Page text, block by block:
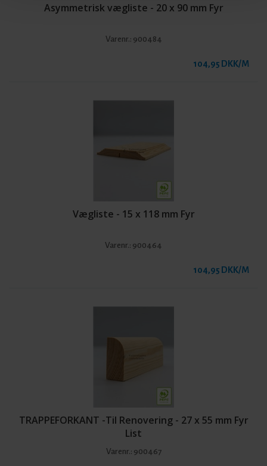
Asymmetrisk vægliste - 20 x 90 mm Fyr
Varenr.: 900484
104,95 DKK/M
Vægliste - 15 x 118 mm Fyr
Varenr.: 900464
104,95 DKK/M
TRAPPEFORKANT -Til Renovering - 27 x 55 mm Fyr
List
Varenr.: 900467